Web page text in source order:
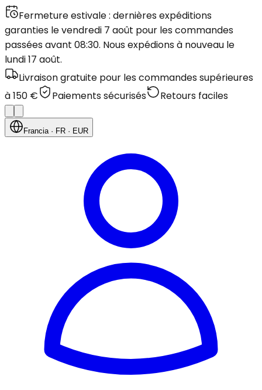
Fermeture estivale : dernières expéditions
garanties le vendredi 7 août pour les commandes
passées avant 08:30. Nous expédions à nouveau le
lundi 17 août.
Livraison gratuite pour les commandes supérieures
à 150 €
Paiements sécurisés Retours faciles
Francia· FR · EUR